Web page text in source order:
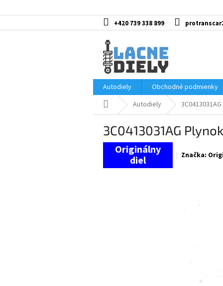
na
+420 739 338 899
Autodiely
Obchodné podmienky
DomovAutodiely
3C0413031AG
Značka: